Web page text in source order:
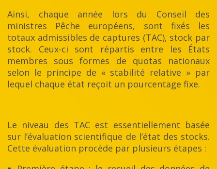
Ainsi, chaque année lors du Conseil des
ministres Pêche européens, sont fixés les
totaux admissibles de captures (TAC), stock par
stock. Ceux-ci sont répartis entre les États
membres sous formes de quotas nationaux
selon le principe de « stabilité relative » par
lequel chaque état reçoit un pourcentage fixe.
Le niveau des TAC est essentiellement basée
sur l’évaluation scientifique de l’état des stocks.
Cette évaluation procède par plusieurs étapes :